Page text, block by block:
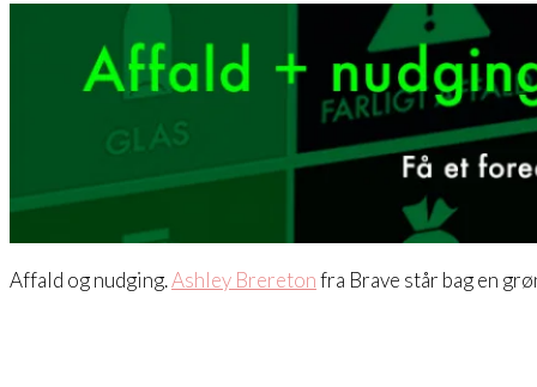
Affald og nudging.Ashley Breretonfra Brave står bag en